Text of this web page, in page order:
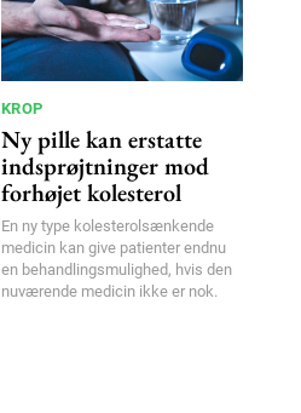
KROP
Ny pille kan erstatte
indsprøjtninger mod
forhøjet kolesterol
En ny type kolesterolsænkende
medicin kan give patienter endnu
en behandlingsmulighed, hvis den
nuværende medicin ikke er nok.